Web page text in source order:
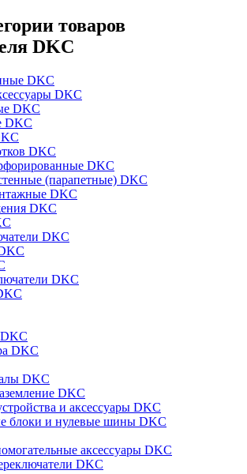
товаров
DKC
DKC
DKC
DKC
DKC
DKC
DKC
(парапетные) DKC
DKC
DKC
DKC
DKC
DKC
DKC
DKC
и аксессуары DKC
блоки и нулевые шины DKC
аксессуары DKC
DKC